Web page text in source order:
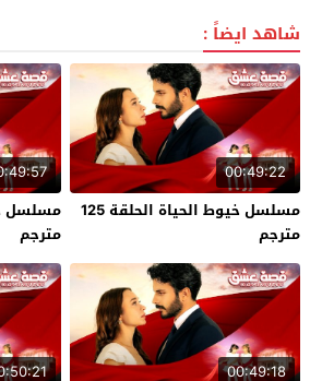
شاهد ايضاً :
00:49:22
مسلسل خيوط الحياة الحلقة 125
مترجم
مترجم
00:49:18